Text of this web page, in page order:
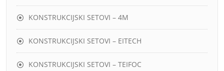
KONSTRUKCIJSKI SETOVI – 4M
KONSTRUKCIJSKI SETOVI – EITECH
KONSTRUKCIJSKI SETOVI – TEIFOC